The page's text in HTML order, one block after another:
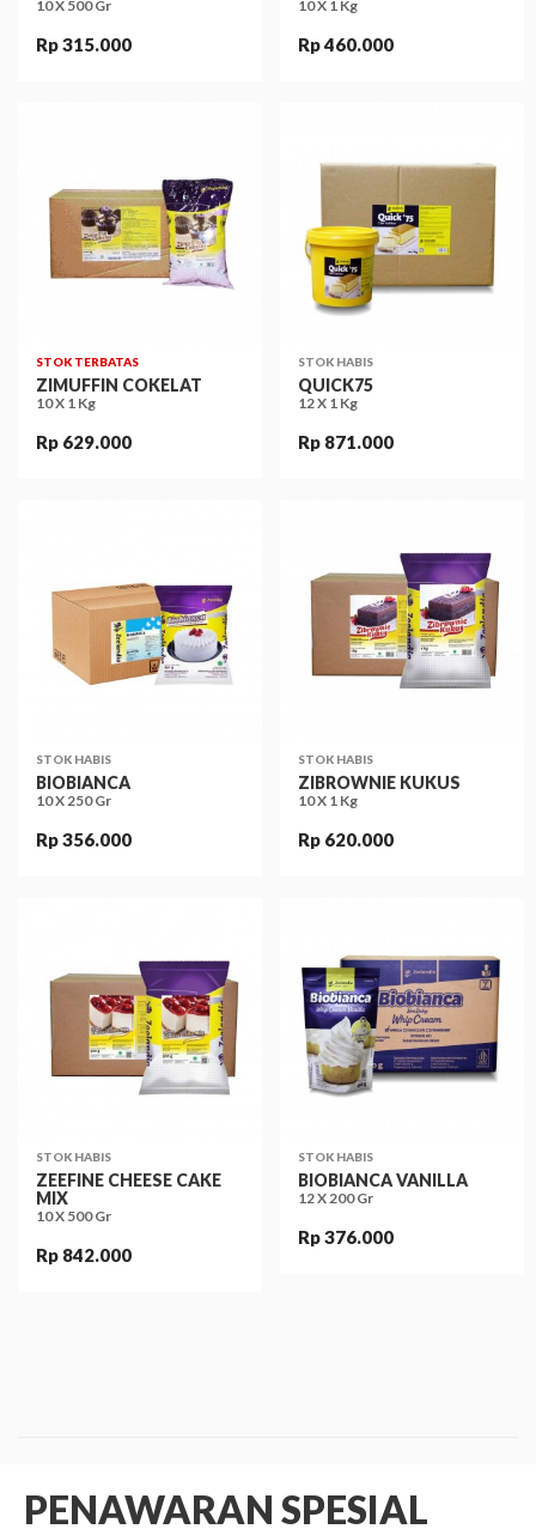
10 X 500 Gr
Rp 315.000
10 X 1 Kg
Rp 460.000
STOK TERBATAS
ZIMUFFIN COKELAT
10 X 1 Kg
Rp 629.000
STOK HABIS
QUICK75
12 X 1 Kg
Rp 871.000
STOK HABIS
BIOBIANCA
10 X 250 Gr
Rp 356.000
STOK HABIS
ZIBROWNIE KUKUS
10 X 1 Kg
Rp 620.000
STOK HABIS
ZEEFINE CHEESE CAKE
MIX
10 X 500 Gr
Rp 842.000
STOK HABIS
BIOBIANCA VANILLA
12 X 200 Gr
Rp 376.000
PENAWARAN SPESIAL